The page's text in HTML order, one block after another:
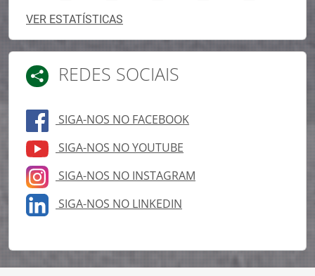
VER ESTATÍSTICAS
REDES SOCIAIS
SIGA-NOS NO FACEBOOK
SIGA-NOS NO YOUTUBE
SIGA-NOS NO INSTAGRAM
SIGA-NOS NO LINKEDIN